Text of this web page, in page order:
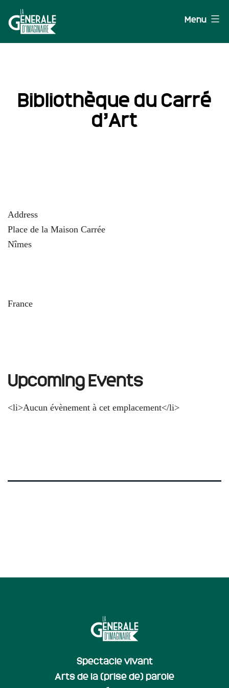
au
contenu
Menu
Bibliothèque du Carré
d’Art
Address
Place de la Maison Carrée
Nîmes
France
Upcoming Events
<li>Aucun évènement à cet emplacement</li>
Spectacle vivant
Arts de la (prise de) parole